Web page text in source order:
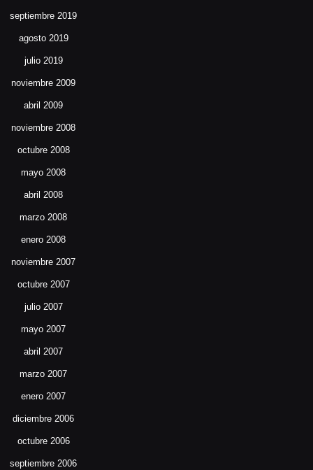
septiembre 2019
agosto 2019
julio 2019
noviembre 2009
abril 2009
noviembre 2008
octubre 2008
mayo 2008
abril 2008
marzo 2008
enero 2008
noviembre 2007
octubre 2007
julio 2007
mayo 2007
abril 2007
marzo 2007
enero 2007
diciembre 2006
octubre 2006
septiembre 2006